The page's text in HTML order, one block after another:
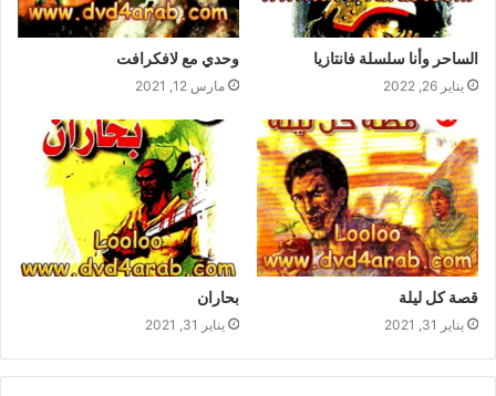
الساحر وأنا سلسلة فانتازيا
يناير 26, 2022
وحدي مع لافكرافت
مارس 12, 2021
قصة كل ليلة
يناير 31, 2021
بحاران
يناير 31, 2021